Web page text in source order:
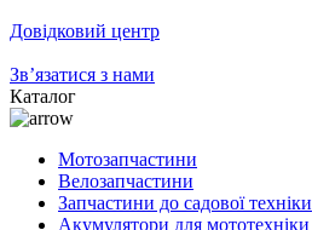
Довідковий центр
Зв’язатися з нами
Каталог
Мотозапчастини
Велозапчастини
Запчастини до садової техніки
Акумулятори для мототехніки